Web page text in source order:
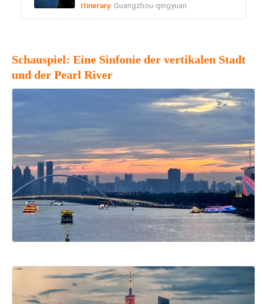
Itinerary: Guangzhou-qingyuan
Schauspiel: Eine Sinfonie der vertikalen Stadt
und der Pearl River